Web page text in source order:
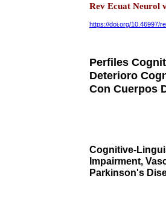
Rev Ecuat Neurol
https://doi.org/10.46997/
Perfiles
Deterioro
Con Cuerpos
Cognitive-
Impairment,
Parkinson's